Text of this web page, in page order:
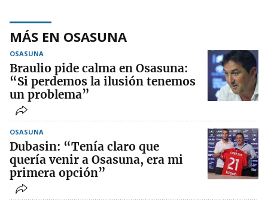
MÁS EN OSASUNA
OSASUNA
Braulio pide calma en Osasuna:
“Si perdemos la ilusión tenemos
un problema”
OSASUNA
Dubasin: “Tenía claro que
quería venir a Osasuna, era mi
primera opción”